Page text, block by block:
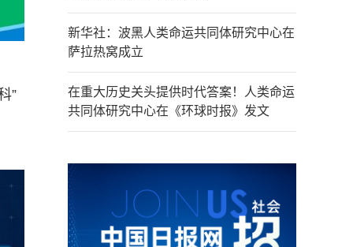
”
新华社：波黑人类命运共同体研究中心在
萨拉热窝成立
在重大历史关头提供时代答案！人类命运
共同体研究中心在《环球时报》发文